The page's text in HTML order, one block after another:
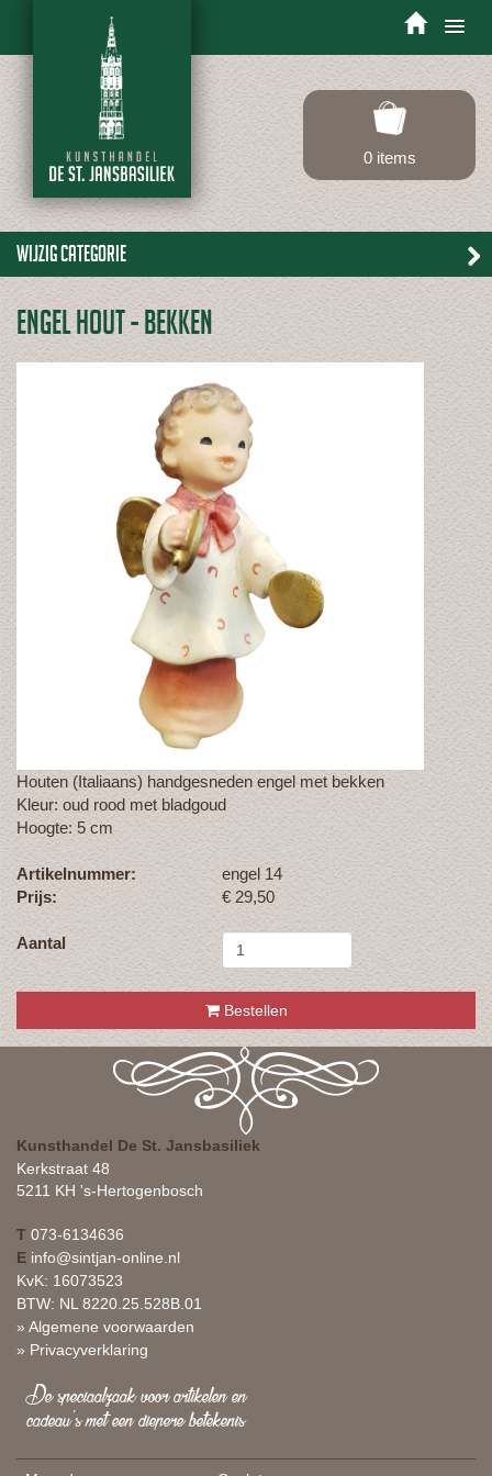
Toggle
0 items
Wijzig categorie
ENGEL HOUT - BEKKEN
Houten (Italiaans) handgesneden engel met bekken
Kleur: oud rood met bladgoud
Hoogte: 5 cm
Artikelnummer:
engel 14
Prijs:
€29,50
Aantal
Bestellen
Kunsthandel De St. Jansbasiliek
Kerkstraat 48
5211 KH 's-Hertogenbosch
T 073-6134636
E info@sintjan-online.nl
KvK: 16073523
BTW: NL 8220.25.528B.01
» Algemene voorwaarden
» Privacyverklaring
De speciaalzaak voor artikelen en
cadeau's met een diepere betekenis